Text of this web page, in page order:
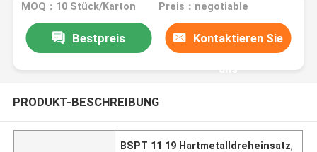
MOQ：10 Stück/Karton Preis：negotiable
Bestpreis Kontaktieren Sie
uns
PRODUKT-BESCHREIBUNG
BSPT 11 19 Hartmetalldreheinsatz,